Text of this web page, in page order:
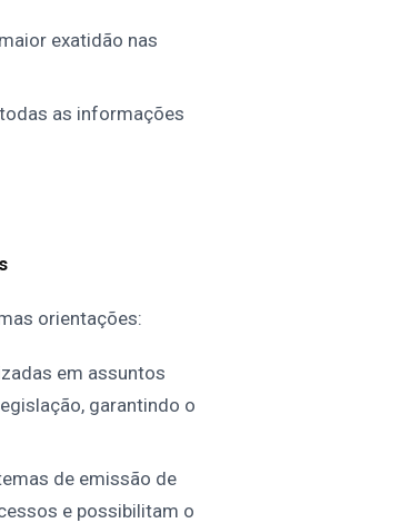
exatidão nas
as informações
orientações:
em assuntos
garantindo o
de emissão de
e possibilitam o